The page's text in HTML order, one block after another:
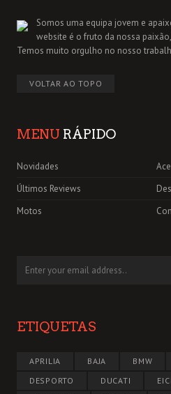
Somos uma equipa jovem e
website é o fruto da nossa
Temos muito orgulho no nosso
VOLTAR AO TOPO
MENU RÁPIDO
Novidades
Últimos Reviews
Motos
ETIQUETAS
APRILIA BAJA BMW
DESPORTO
DUCATI